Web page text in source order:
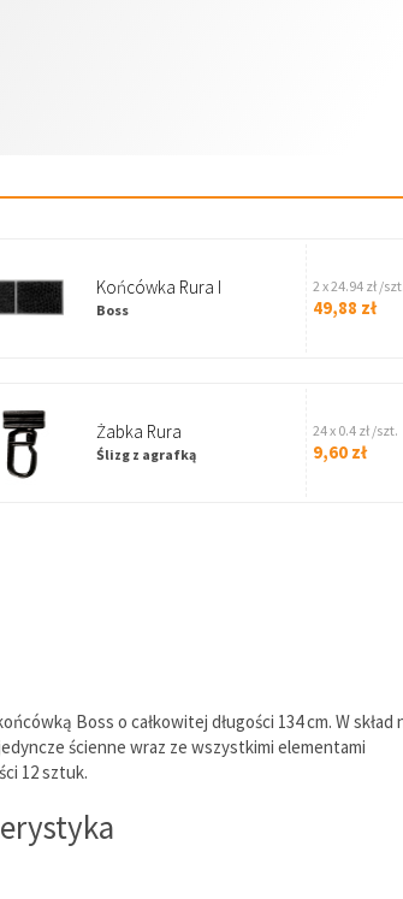
Końcówka Rura I
Boss
2 x 24.94 zł /szt.
49,88 zł
Żabka Rura
Ślizg z agrafką
24 x 0.4 zł /szt.
9,60 zł
Boss o całkowitej długości 134 cm. W skład
ścienne wraz ze wszystkimi elementami
12 sztuk.